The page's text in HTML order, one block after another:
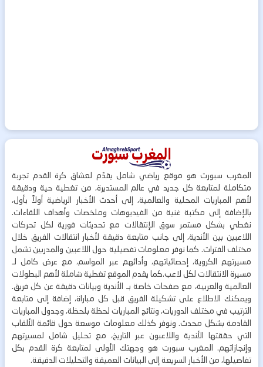
المغرب سبورت هو موقع رياضي شامل يقدّم لعشاق كرة القدم تجربة
متكاملة لمتابعة كل جديد في عالم المستديرة، من تغطية حية ودقيقة
لأهم المباريات المحلية والعالمية، إلى أحدث الأخبار الرياضية أولاً بأول،
بالإضافة إلى مكتبة غنية من الفيديوهات وملخصات وأهداف اللقاءات.
نغطي بشكل مستمر سوق الإنتقالات مع تحديثات فورية لكل تحركات
اللاعبين بين الأندية، إلى جانب متابعة دقيقة لأخبار انتقالات الفريق خلال
مختلف الفترات. كما نوفر معلومات تفصيلية حول اللاعبين والمدربين تشمل
مسيرتهم الكروية، إحصائياتهم، وأدائهم عبر المواسم، مع عرض كامل لـ
مسيرة الانتقالات لكل لاعب.كما يقدم الموقع تغطية شاملة لأهم البطولات
العالمية والعربية، مع صفحات خاصة بـ الأندية وبيانات دقيقة عن كل فريق.
ويمكنك الاطلاع على تشكيلة الفريق قبل كل مباراة، إضافة إلى متابعة
الترتيب في مختلف الدوريات، ونتائج المباريات لحظة بلحظة، وجدول المباريات
القادمة بشكل محدث. ونوفر كذلك معلومات موسعة حول قائمة الألقاب
التي حققتها الأندية واللاعبون عبر التاريخ، مع تحليل شامل لمسيرتهم
وإنجازاتهم. المغرب سبورت هو وجهتك الأولى لمتابعة كرة القدم بكل
تفاصيلها، من الأخبار السريعة إلى البيانات العميقة والتحليلات الدقيقة.